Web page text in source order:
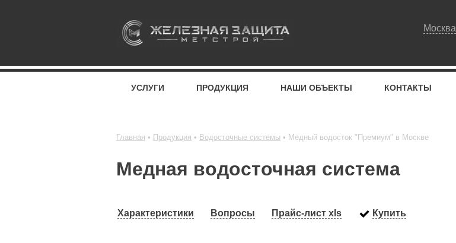
Москва
УСЛУГИ ПРОДУКЦИЯ НАШИ ОБЪЕКТЫ КОНТАКТЫ
Главная Продукция Водосточные системы Медный водосток "Премиум" в Москве
Медная водосточная система
Характеристики Вопросы Прайс-лист xls Купить